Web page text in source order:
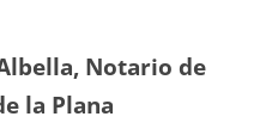
, Notario de
la Plana